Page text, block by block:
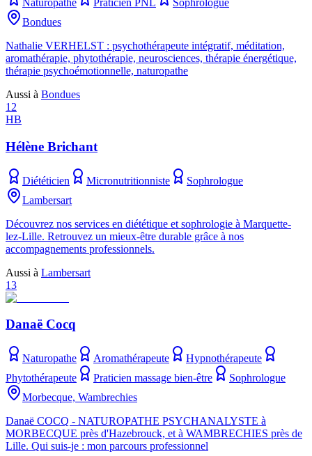
Naturopathe Praticien PNL
Sophrologue
Bondues
Nathalie VERHELST : psychothérapeute intégratif, méditation,
aromathérapie, phytothérapie, neurosciences, thérapie énergétique,
thérapie psychoémotionnelle, naturopathe
Aussi à Bondues
12
HB
Hélène Brichant
Diététicien Micronutritionniste
Sophrologue
Lambersart
Découvrez nos services en diététique et sophrologie à Marquette-
lez-Lille. Retrouvez un mieux-être durable grâce à nos
accompagnements professionnels.
Aussi à Lambersart
13
Danaë Cocq
Naturopathe Aromathérapeute
Hypnothérapeute
Phytothérapeute
Praticien massage bien-être
Sophrologue
Morbecque, Wambrechies
Danaë COCQ - NATUROPATHE PSYCHANALYSTE à
MORBECQUE près d'Hazebrouck, et à WAMBRECHIES près de
Lille. Qui suis-je : mon parcours professionnel